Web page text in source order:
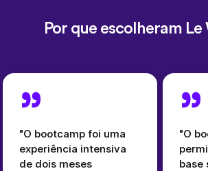
Por que escolheram Le
"O bootcamp foi uma
experiência intensiva
de dois meses
"O
base